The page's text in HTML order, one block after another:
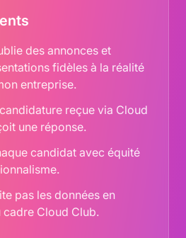
des annonces et
fidèles à la réalité
entreprise.
reçue via Cloud
une réponse.
candidat avec équité
pas les données en
cadre Cloud Club.